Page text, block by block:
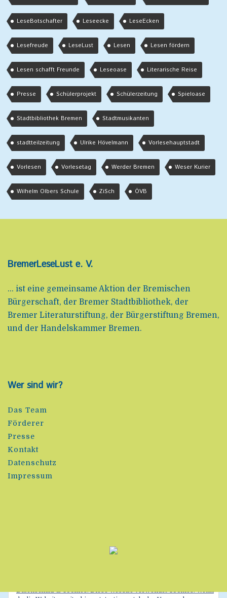
Datenschutz & Cookies: Diese Website verwendet Cookies. Wenn
LeseBotschafter Leseecke LeseEcken
Lesefreude LeseLust Lesen Lesen fördern
Lesen schafft Freunde Leseoase Literarische Reise
Presse Schülerprojekt Schülerzeitung Spieloase
Stadtbibliothek Bremen Stadtmusikanten
stadtteilzeitung Ulrike Hövelmann Vorlesehauptstadt
Vorlesen Vorlesetag Werder Bremen Weser Kurier
Wilhelm Olbers Schule ZiSch ÖVB
BremerLeseLust e. V.
... ist eine gemeinsame Aktion der Bremischen
Bürgerschaft, der Bremer Stadtbibliothek, der
Bremer Literaturstiftung, der Bürgerstiftung Bremen,
und der Handelskammer Bremen.
Wer sind wir?
Das Team
Förderer
Presse
Kontakt
Datenschutz
Impressum